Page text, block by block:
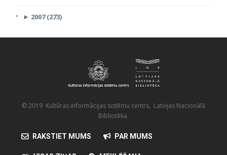
► 2007 (273)
© 2019 Kultūras informācijas sistēmu centrs, Latvijas Nacionālā
Bibliotēka
RAKSTIET MUMS PAR MUMS